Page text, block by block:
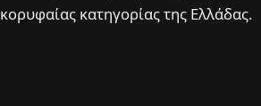
κατηγορίας της Ελλάδας.